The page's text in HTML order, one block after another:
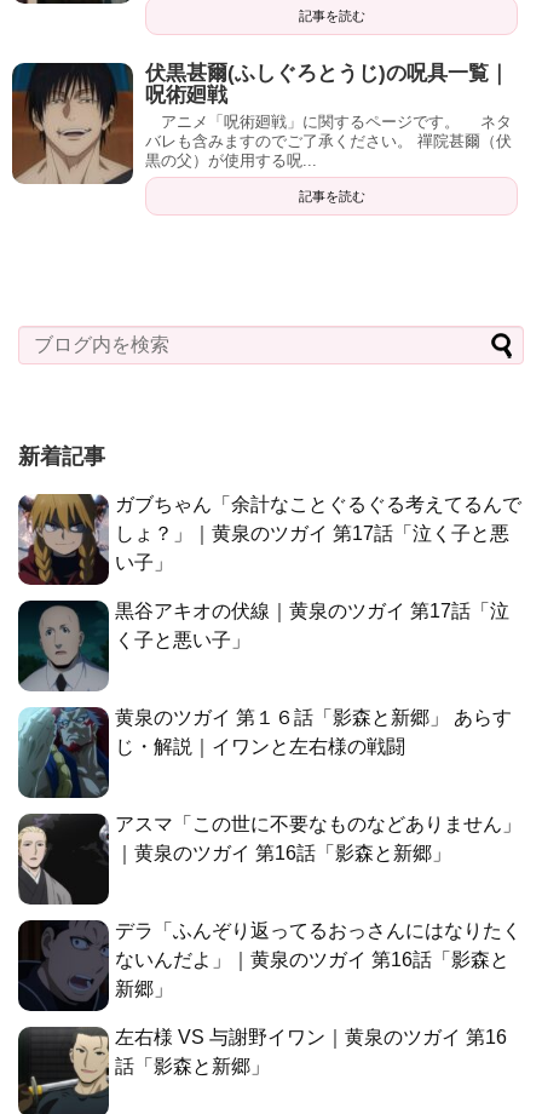
記事を読む
伏黒甚爾(ふしぐろとうじ)の呪具一覧｜
呪術廻戦
アニメ「呪術廻戦」に関するページです。 ネタ
バレも含みますのでご了承ください。 禪院甚爾（伏
黒の父）が使用する呪...
記事を読む
新着記事
ガブちゃん「余計なことぐるぐる考えてるんで
しょ？」｜黄泉のツガイ 第17話「泣く子と悪
い子」
黒谷アキオの伏線｜黄泉のツガイ 第17話「泣
く子と悪い子」
黄泉のツガイ 第１６話「影森と新郷」 あらす
じ・解説｜イワンと左右様の戦闘
アスマ「この世に不要なものなどありません」
｜黄泉のツガイ 第16話「影森と新郷」
デラ「ふんぞり返ってるおっさんにはなりたく
ないんだよ」｜黄泉のツガイ 第16話「影森と
新郷」
左右様 VS 与謝野イワン｜黄泉のツガイ 第16
話「影森と新郷」